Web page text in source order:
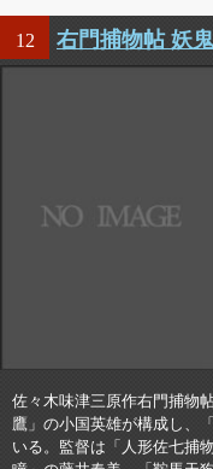
12 右門捕物帖 妖
佐々木味津三原作右門捕物
鷹」の小国英雄が構成し、
いる。監督は「人形佐七捕